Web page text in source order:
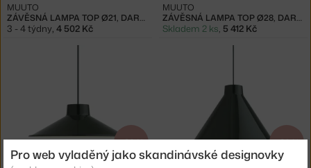
ZÁVĚSNÁ LAMPA TOP Ø21, DARK GREEN
MUUTO
3 - 4 týdny, 4 502 Kč
ZÁVĚSNÁ LAMPA TOP Ø28, DARK GREEN
MUUTO
Skladem 2 ks, 5 412 Kč
−20 % −20 %
Pro web vyladěný jako skandinávské designovky